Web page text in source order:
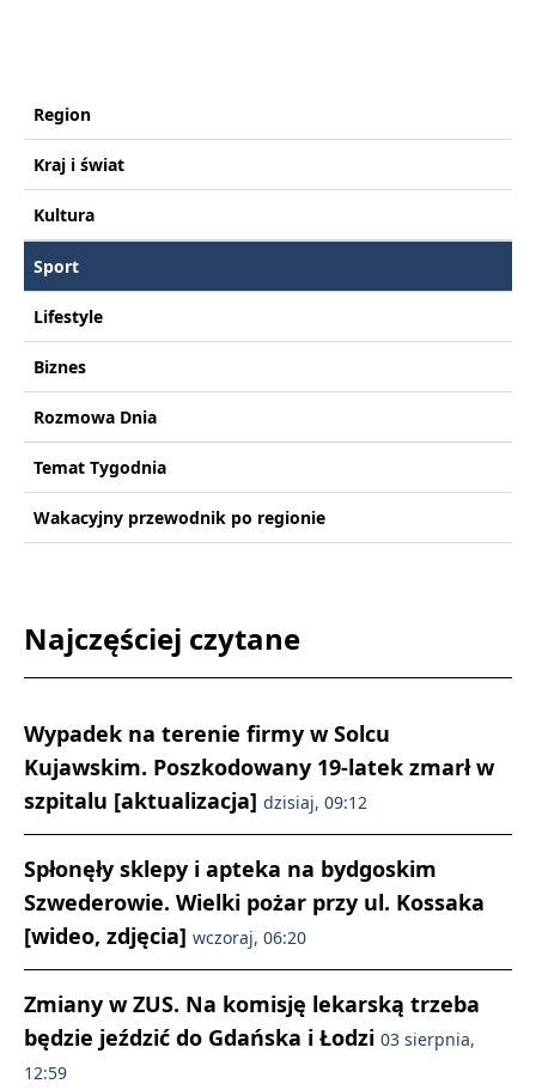
Region
Kraj i świat
Kultura
Sport
Lifestyle
Biznes
Rozmowa Dnia
Temat Tygodnia
Wakacyjny przewodnik po regionie
Najczęściej czytane
Wypadek na terenie firmy w Solcu
Kujawskim. Poszkodowany 19-latek zmarł w
szpitalu [aktualizacja] dzisiaj, 09:12
Spłonęły sklepy i apteka na bydgoskim
Szwederowie. Wielki pożar przy ul. Kossaka
[wideo, zdjęcia] wczoraj, 06:20
Zmiany w ZUS. Na komisję lekarską trzeba
będzie jeździć do Gdańska i Łodzi 03 sierpnia,
12:59